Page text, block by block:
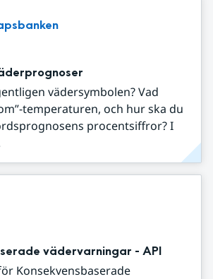
vädersymbolen? Vad
temperaturen, och hur ska du
procentsiffror? I
vädervarningar - API
Konsekvensbaserade